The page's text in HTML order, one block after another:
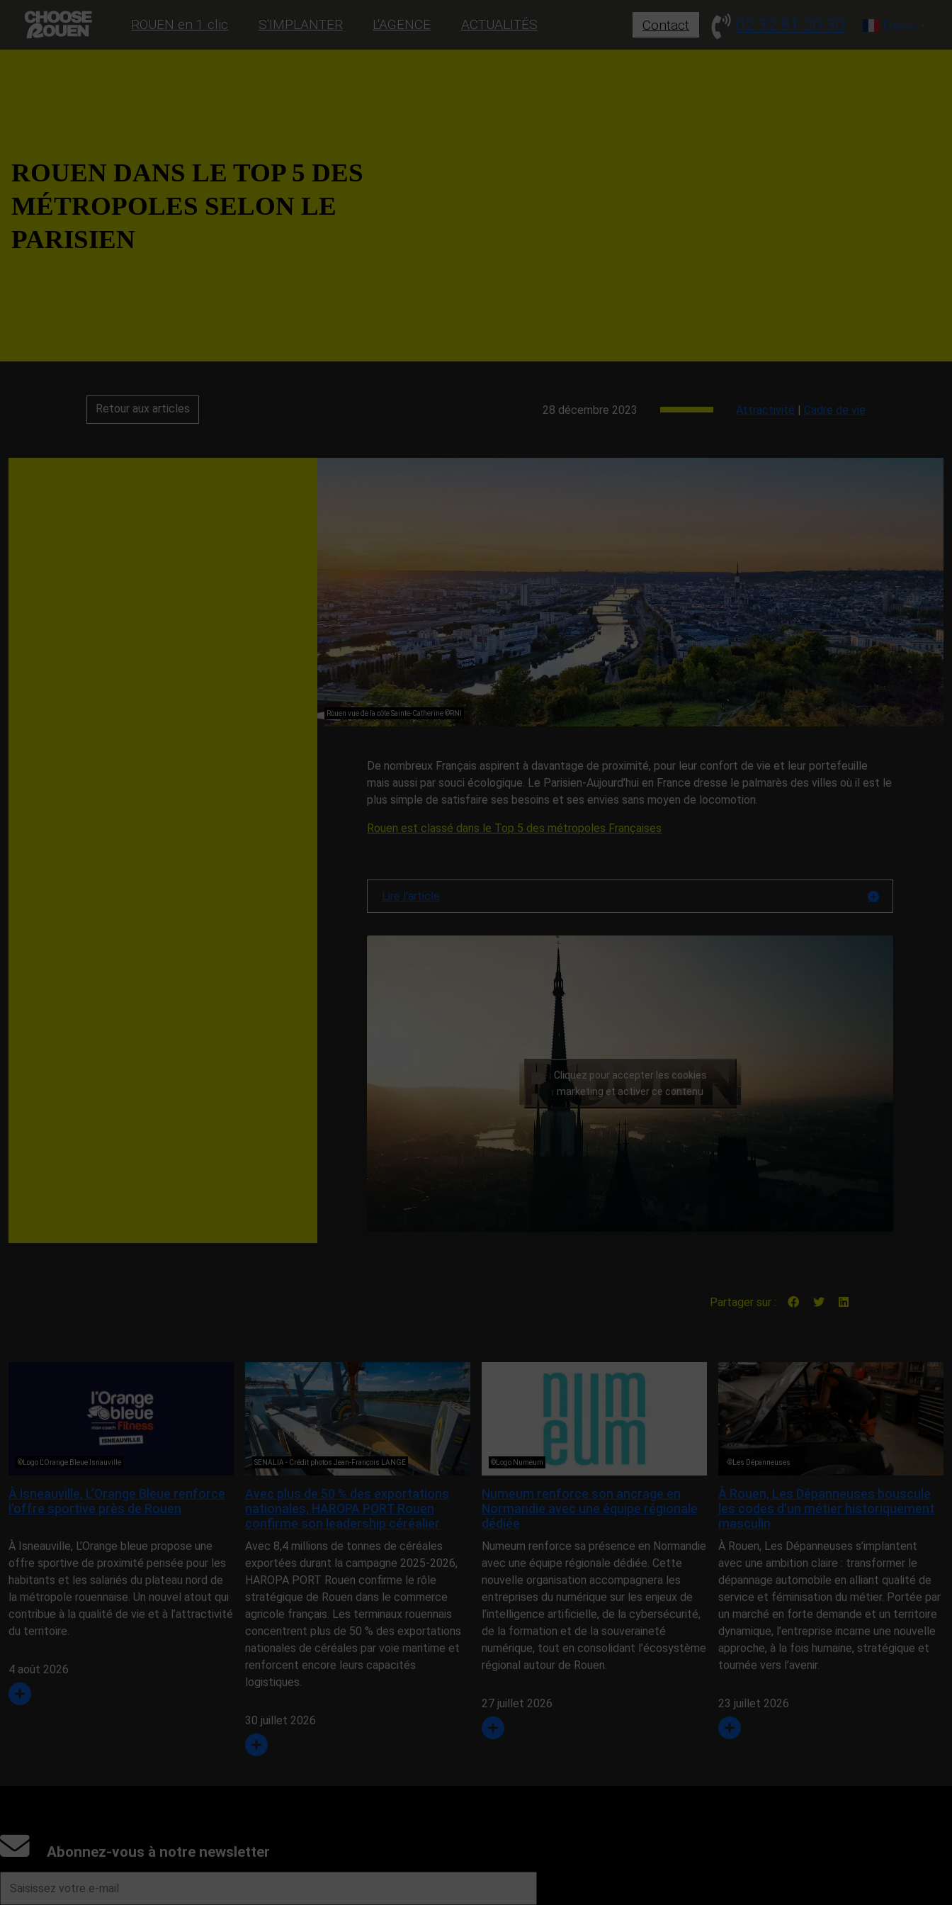
ROUEN en 1 clic S'IMPLANTER L'AGENCE ACTUALITÉS Contact 02 32 81 20 30 French
ROUEN DANS LE TOP 5 DES
MÉTROPOLES SELON LE
PARISIEN
Retour aux articles 28 décembre 2023 Attractivité | Cadre de vie
Rouen vue de la côte Sainte-Catherine ©RNI
De nombreux Français aspirent à davantage de proximité, pour leur confort de vie et leur portefeuille
mais aussi par souci écologique. Le Parisien-Aujourd’hui en France dresse le palmarès des villes où il est le
plus simple de satisfaire ses besoins et ses envies sans moyen de locomotion.
Rouen est classé dans le Top 5 des métropoles Françaises
Lire l’article
Cliquez pour accepter les cookies
marketing et activer ce contenu
Partager sur :
©Logo L'Orange Bleue Isnauville
À Isneauville, L’Orange Bleue renforce
l’offre sportive près de Rouen
À Isneauville, L’Orange bleue propose une
offre sportive de proximité pensée pour les
habitants et les salariés du plateau nord de
la métropole rouennaise. Un nouvel atout qui
contribue à la qualité de vie et à l’attractivité
du territoire.
4 août 2026
SENALIA - Crédit photos Jean-François LANGE
Avec plus de 50 % des exportations
nationales, HAROPA PORT Rouen
confirme son leadership céréalier
Avec 8,4 millions de tonnes de céréales
exportées durant la campagne 2025-2026,
HAROPA PORT Rouen confirme le rôle
stratégique de Rouen dans le commerce
agricole français. Les terminaux rouennais
concentrent plus de 50 % des exportations
nationales de céréales par voie maritime et
renforcent encore leurs capacités
logistiques.
30 juillet 2026
©Logo Numeum
Numeum renforce son ancrage en
Normandie avec une équipe régionale
dédiée
Numeum renforce sa présence en Normandie
avec une équipe régionale dédiée. Cette
nouvelle organisation accompagnera les
entreprises du numérique sur les enjeux de
l’intelligence artificielle, de la cybersécurité,
de la formation et de la souveraineté
numérique, tout en consolidant l’écosystème
régional autour de Rouen.
27 juillet 2026
©Les Dépanneuses
À Rouen, Les Dépanneuses bouscule
les codes d’un métier historiquement
masculin
À Rouen, Les Dépanneuses s’implantent
avec une ambition claire : transformer le
dépannage automobile en alliant qualité de
service et féminisation du métier. Portée par
un marché en forte demande et un territoire
dynamique, l’entreprise incarne une nouvelle
approche, à la fois humaine, stratégique et
tournée vers l’avenir.
23 juillet 2026
Abonnez-vous à notre newsletter